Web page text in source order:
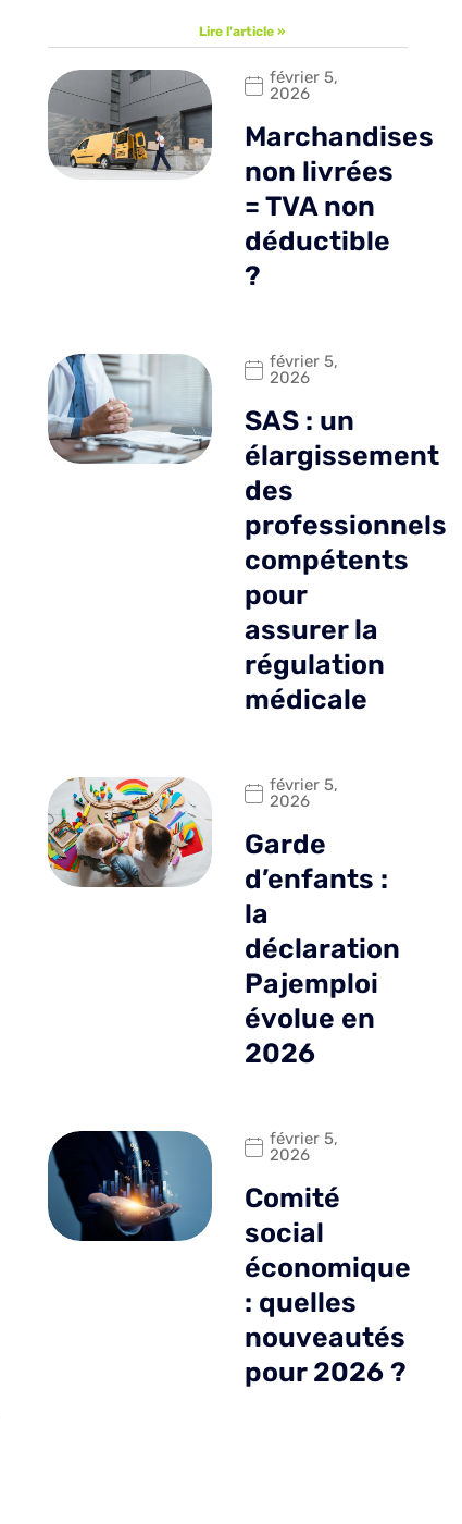
Lire l'article »
février 5,
2026
Marchandises
non livrées
= TVA non
déductible
?
février 5,
2026
SAS : un
élargissement
des
professionnels
compétents
pour
assurer la
régulation
médicale
février 5,
2026
Garde
d’enfants :
la
déclaration
Pajemploi
évolue en
2026
février 5,
2026
Comité
social
économique
: quelles
nouveautés
pour 2026 ?